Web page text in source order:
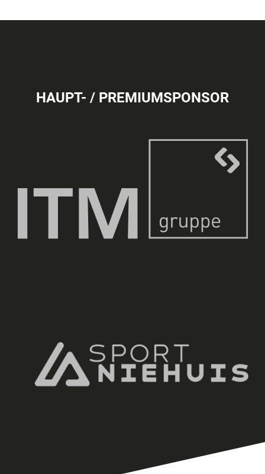
HAUPT- / PREMIUMSPONSOR